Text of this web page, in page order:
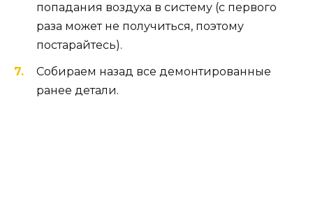
попадания воздуха в систему (с первого
раза может не получиться, поэтому
постарайтесь).
Собираем назад все демонтированные
ранее детали.